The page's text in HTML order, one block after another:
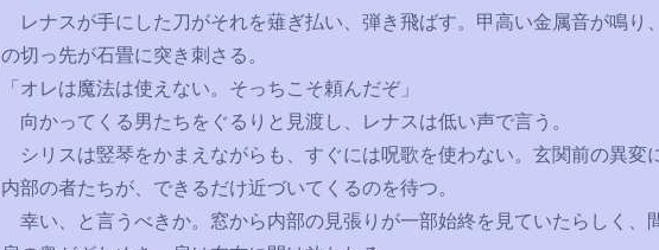
レナスが手にした刀がそれを薙ぎ払い、弾き飛ばす。甲高い金属音が鳴り
の切っ先が石畳に突き刺さる。
「オレは魔法は使えない。そっちこそ頼んだぞ」
向かってくる男たちをぐるりと見渡し、レナスは低い声で言う。
シリスは竪琴をかまえながらも、すぐには呪歌を使わない。玄関前の異変
内部の者たちが、できるだけ近づいてくるのを待つ。
幸い、と言うべきか。窓から内部の見張りが一部始終を見ていたらしく、